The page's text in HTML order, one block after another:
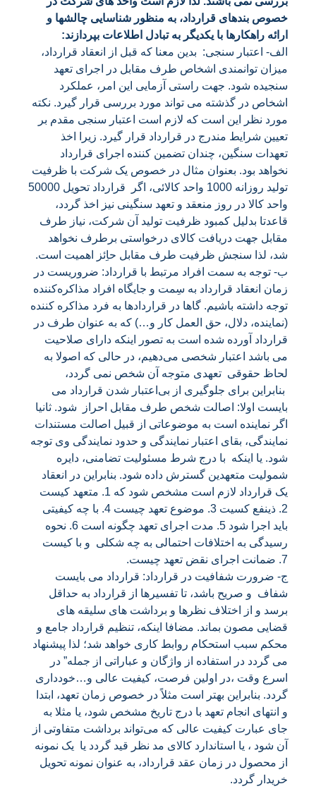
خصوص بندهای قرارداد، به منظور شناسایی چالشها و
ارائه راهکارها با یکدیگر به تبادل اطلاعات بپردازند:
الف- اعتبار سنجی: بدین معنا که قبل از انعقاد قرارداد،
میزان توانمندی اشخاص طرف مقابل در اجرای تعهد
سنجیده شود. جهت راستی آزمایی این امر، عملکرد
اشخاص در گذشته می تواند مورد بررسی قرار گیرد. نکته
مورد نظر این است که لازم است اعتبار سنجی مقدم بر
تعیین شرایط مندرج در قرارداد قرار گیرد. زیرا اخذ
تعهدات سنگین، چندان تضمین کننده اجرای قرارداد
نخواهد بود. بعنوان مثال در خصوص یک شرکت با ظرفیت
تولید روزانه 1000 واحد کالائی، اگر قرارداد تحویل 50000
واحد کالا در روز منعقد و تعهد سنگینی نیز اخذ گردد،
قاعدتا بدلیل کمبود ظرفیت تولید آن شرکت، نیاز طرف
مقابل جهت دریافت کالای درخواستی برطرف نخواهد
شد، لذا سنجش ظرفیت طرف مقابل حاِئز اهمیت است.
ب- توجه به سمت افراد مرتبط با قرارداد: ضروریست در
زمان انعقاد قرارداد به سِمت و جایگاه افراد مذاکره‌کننده
توجه داشته باشیم. گاها در قراردادها به فرد مذاکره کننده
(نماینده، دلال، حق العمل کار و…) که به عنوان طرف در
قرارداد آورده شده‌ است به تصور اینکه دارای صلاحیت
می باشد اعتبار شخصی می‌دهیم، در حالی که اصولا به
لحاظ حقوقی تعهدی متوجه آن شخص نمی گردد،
بنابراین برای جلوگیری از بی‌اعتبار شدن قرارداد می
بایست اولا: اصالت شخص طرف مقابل احراز شود. ثانیا
اگر نماینده است به موضوعاتی از قبیل اصالت مستندات
نمایندگی، بقای اعتبار نمایندگی و حدود نمایندگی وی توجه
شود. یا اینکه با درج شرط مسئولیت تضامنی، دایره
شمولیت متعهدین گسترش داده شود. بنابراین در انعقاد
یک قرارداد لازم است مشخص شود که 1. متعهد کیست
2. ذینفع کسیت 3. موضوع تعهد چیست 4. با چه کیفیتی
باید اجرا شود 5. مدت اجرای تعهد چگونه است 6. نحوه
رسیدگی به اختلافات احتمالی به چه شکلی و با کیست
7. ضمانت اجرای نقض تعهد چیست.
ج- ضرورت شفافیت در قرارداد: قرارداد می بایست
شفاف و صریح باشد، تا تفسیرها از قرارداد به حداقل
برسد و از اختلاف نظرها و برداشت های سلیقه های
قضایی مصون بماند. مضافا اینکه، تنظیم قرارداد جامع و
محکم سبب استحکام روابط کاری خواهد شد؛ لذا پیشنهاد
می گردد در استفاده از واژگان و عباراتی از جمله” در
اسرع وقت ،در اولین فرصت، کیفیت عالی و…خودداری
گردد. بنابراین بهتر است مثلاً در خصوص زمان تعهد، ابتدا
و انتهای انجام تعهد با درج تاریخ مشخص شود، یا مثلا به
جای عبارت کیفیت عالی که می‌تواند برداشت متفاوتی از
آن شود ، یا استاندارد کالای مد نظر قید گردد یا یک نمونه
از محصول در زمان عقد قرارداد، به عنوان نمونه تحویل
خریدار گردد.